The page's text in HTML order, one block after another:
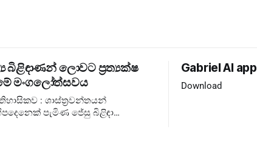
බිළිඳාණන් ලොවට ප්‍රත්‍යක්ෂ
මංගලෝත්සවය
: ශාස්ත්‍රවන්තයන්
පැමිණ ජේසු බිළිඳා
Gabriel AI app
Download